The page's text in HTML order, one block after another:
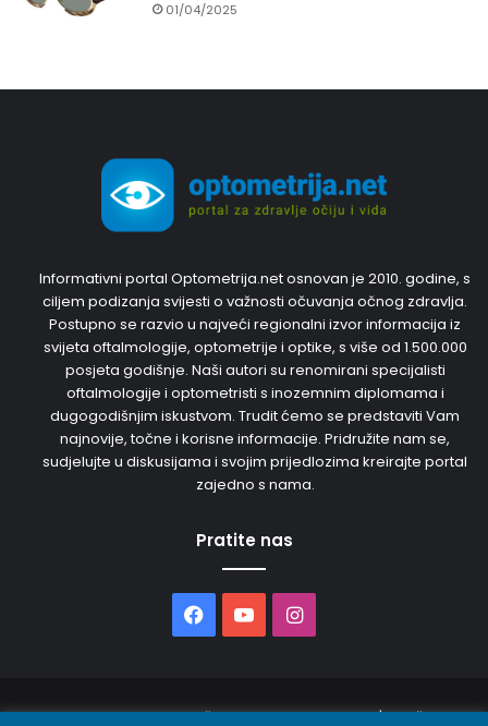
01/04/2025
Informativni portal Optometrija.net osnovan je 2010. godine, s
ciljem podizanja svijesti o važnosti očuvanja očnog zdravlja.
Postupno se razvio u najveći regionalni izvor informacija iz
svijeta oftalmologije, optometrije i optike, s više od 1.500.000
posjeta godišnje. Naši autori su renomirani specijalisti
oftalmologije i optometristi s inozemnim diplomama i
dugogodišnjim iskustvom. Trudit ćemo se predstaviti Vam
najnovije, točne i korisne informacije. Pridružite nam se,
sudjelujte u diskusijama i svojim prijedlozima kreirajte portal
zajedno s nama.
Pratite nas
Facebook
YouTubeInstagram
© 2026. Sva prava pridržana. Opto Media d.o.o. | Održava